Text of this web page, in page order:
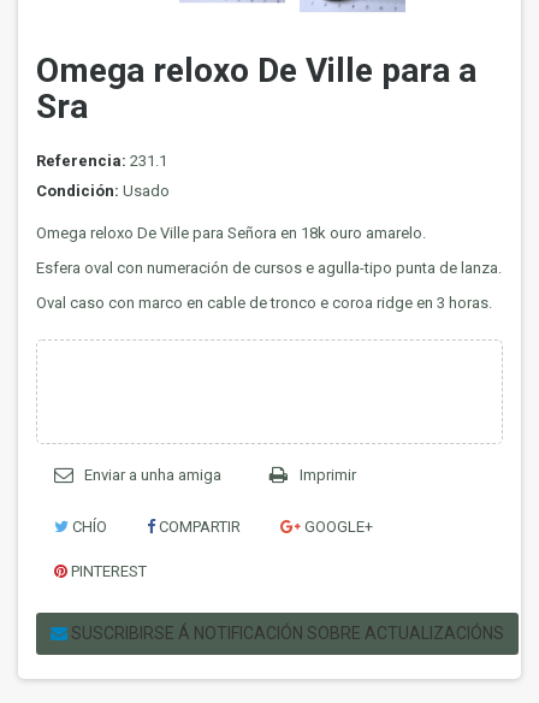
Omega reloxo De Ville para a
Sra
Referencia: 231.1
Condición: Usado
Omega reloxo De Ville para Señora en 18k ouro amarelo.
Esfera oval con numeración de cursos e agulla-tipo punta de lanza.
Oval caso con marco en cable de tronco e coroa ridge en 3 horas.
Enviar a unha amiga Imprimir
CHÍO COMPARTIR GOOGLE+
PINTEREST
SUSCRIBIRSE Á NOTIFICACIÓN SOBRE ACTUALIZACIÓNS